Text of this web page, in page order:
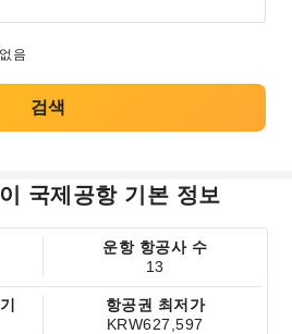
음
검색
국제공항 기본 정보
운항 항공사 수
13
항공권 최저가
KRW627,597